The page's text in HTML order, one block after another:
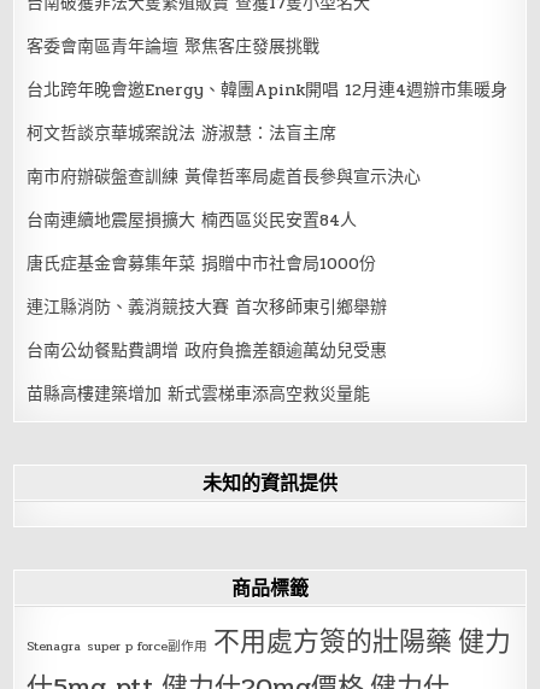
客委會南區青年論壇 聚焦客庄發展挑戰
台北跨年晚會邀Energy、韓團Apink開唱 12月連4週辦市集暖身
柯文哲談京華城案說法 游淑慧：法盲主席
南市府辦碳盤查訓練 黃偉哲率局處首長參與宣示決心
台南連續地震屋損擴大 楠西區災民安置84人
唐氏症基金會募集年菜 捐贈中市社會局1000份
連江縣消防、義消競技大賽 首次移師東引鄉舉辦
台南公幼餐點費調增 政府負擔差額逾萬幼兒受惠
苗縣高樓建築增加 新式雲梯車添高空救災量能
未知的資訊提供
商品標籤
Stenagra super p force副作用 不用處方簽的壯陽藥健力